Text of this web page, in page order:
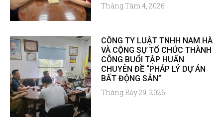
Tháng Tám 4, 2026
CÔNG TY LUẬT TNHH NAM HÀ
VÀ CỘNG SỰ TỔ CHỨC THÀNH
CÔNG BUỔI TẬP HUẤN
CHUYÊN ĐỀ “PHÁP LÝ DỰ ÁN
BẤT ĐỘNG SẢN”
Tháng Bảy 29, 2026